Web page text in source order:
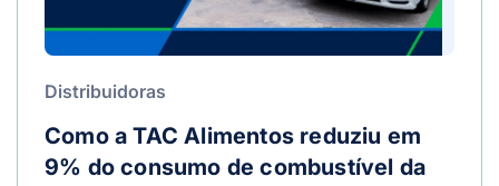
Distribuidoras
Como a TAC Alimentos reduziu em
9% do consumo de combustível da